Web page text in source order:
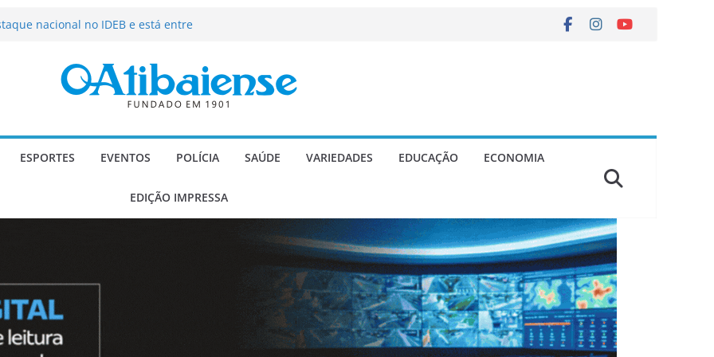
nacional no IDEB e está entre
fortes rajadas de vento a partir
no Dia do Advogado
ESPORTES EVENTOS POLÍCIA SAÚDE VARIEDADES EDUCAÇÃO ECONOMIA
EDIÇÃO IMPRESSA